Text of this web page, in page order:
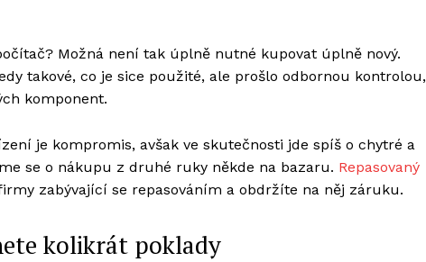
Možná není tak úplně nutné kupovat úplně nový.
takové, co je sice použité, ale prošlo odbornou kontrolou,
komponent.
je kompromis, avšak ve skutečnosti jde spíš o chytré a
se o nákupu z druhé ruky někde na bazaru. Repasovaný
zabývající se repasováním a obdržíte na něj záruku.
kolikrát poklady